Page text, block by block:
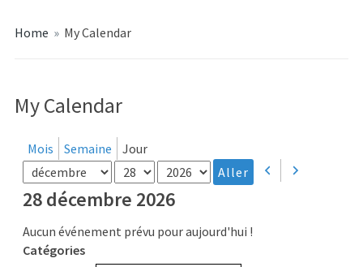
Home » My Calendar
My Calendar
Mois Semaine
Jour
Mois
Jour Année Précédent
Suivant
28 décembre 2026
Aucun événement prévu pour aujourd'hui !
Catégories